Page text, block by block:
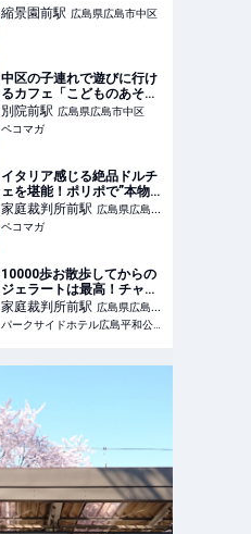
縮景園前駅 広島県広島市中区
中区の子連れで遊びに行け
るカフェ「こどものあそび
ひろば。」に行ってきまし
た！
別院前駅 広島県広島市中区
ペコマガ
イタリア感じる絶品ドルチ
ェを堪能！ポリポで”本物の
味”をいただきます！
家庭裁判所前駅 広島県広島市
中区
ペコマガ
10000歩お散歩してからの
ジェラートは最高！チャラ
です笑。 Dolce e
Salato dal polipo ドルチ
ェ エ サラート ダル ポリポ
らパークサイドホテル広島
家庭裁判所前駅 広島県広島市
中区
パークサイドホテル広島平和公園前